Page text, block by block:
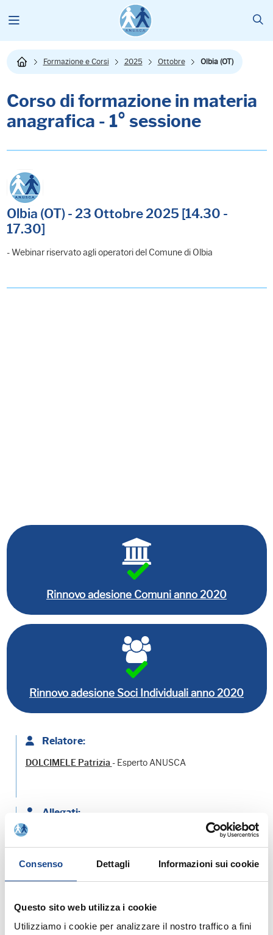
Consenso Dettagli Informazioni sui cookie
Questo sito web utilizza i cookie
Utilizziamo i cookie per analizzare il nostro traffico a fini
Formazione e Corsi 2025 Ottobre Olbia (OT)
Corso di formazione in materia
anagrafica - 1° sessione
Olbia (OT) - 23 Ottobre 2025 [14.30 -
17.30]
- Webinar riservato agli operatori del Comune di Olbia
Rinnovo adesione Comuni anno 2020
Rinnovo adesione Soci Individuali anno 2020
Relatore:
DOLCIMELE Patrizia - Esperto ANUSCA
Allegati:
Prossimi corsi in programma: